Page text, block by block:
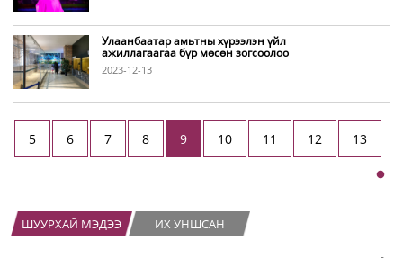
Улаанбаатар амьтны хүрээлэн үйл
ажиллагаагаа бүр мөсөн зогсоолоо
2023-12-13
5 6 7 8 9 10 11 12 13
ШУУРХАЙ МЭДЭЭ ИХ УНШСАН